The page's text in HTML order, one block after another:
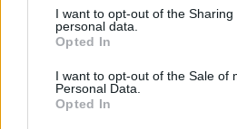
I want to opt-out of the Sharing
personal data.
Opted In
I want to opt-out of the Sale of
Personal Data.
Opted In
FONDIMPRESA
3.000 euro
Voucher digitalizzazione
UNIONE REGIONALE DELLE